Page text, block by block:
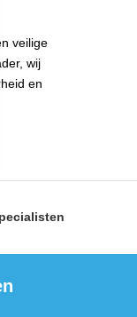
veilige
wij
en